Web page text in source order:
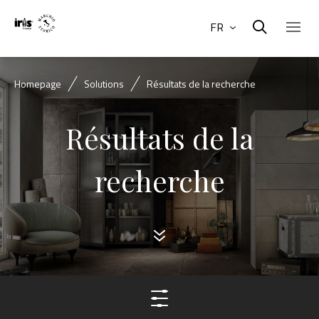
FR
Homepage Solutions Résultats de la recherche
Résultats de la
recherche